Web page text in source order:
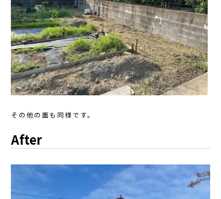
その他の面も同様です。
After